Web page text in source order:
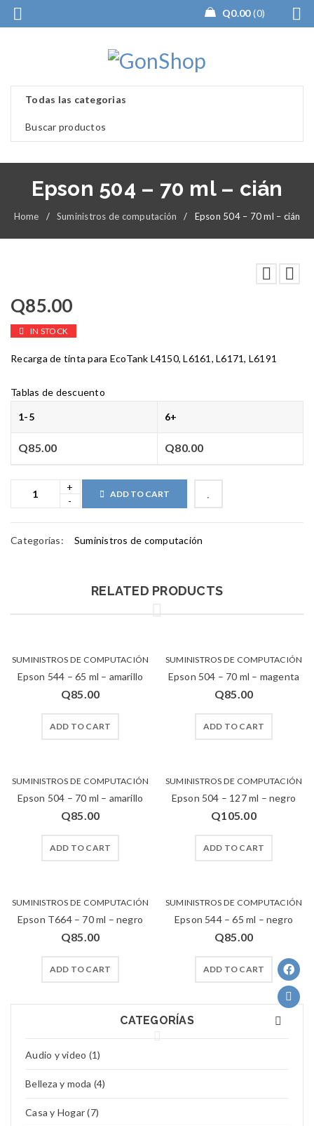
Q0.00 0
Epson 504 – 70 ml – cián
Home / Suministros de computación / Epson 504 – 70 ml – cián
CATEGORÍAS
Audio y video (1)
Belleza y moda (4)
Casa y Hogar (7)
Q85.00
IN STOCK
Recarga de tinta para EcoTank L4150, L6161, L6171, L6191
Tablas de descuento
1-5 6+
Q85.00 Q80.00
ADD TO CART
Categorías: Suministros de computación
RELATED PRODUCTS
SUMINISTROS DE COMPUTACIÓN
Epson 544 – 65 ml – amarillo
Q85.00
ADD TO CART
SUMINISTROS DE COMPUTACIÓN
Epson 504 – 70 ml – magenta
Q85.00
ADD TO CART
SUMINISTROS DE COMPUTACIÓN
Epson 504 – 70 ml – amarillo
Q85.00
ADD TO CART
SUMINISTROS DE COMPUTACIÓN
Epson 504 – 127 ml – negro
Q105.00
ADD TO CART
SUMINISTROS DE COMPUTACIÓN
Epson T664 – 70 ml – negro
Q85.00
ADD TO CART
SUMINISTROS DE COMPUTACIÓN
Epson 544 – 65 ml – negro
Q85.00
ADD TO CART